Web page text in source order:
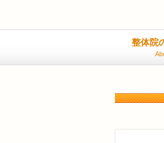
整体院